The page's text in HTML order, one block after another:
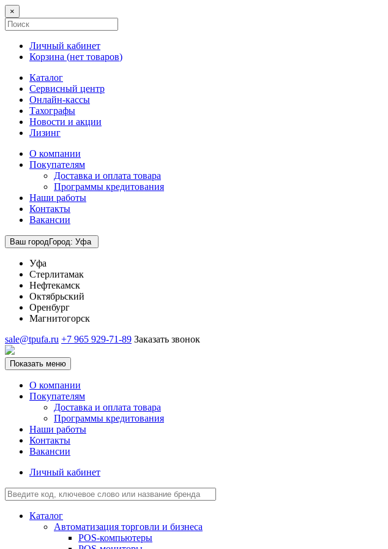
×
Личный кабинет
Корзина (нет товаров)
Каталог
Сервисный центр
Онлайн-кассы
Тахографы
Новости и акции
Лизинг
О компании
Покупателям
Доставка и оплата товара
Программы кредитования
Наши работы
Контакты
Вакансии
Ваш городГород: Уфа
Уфа
Стерлитамак
Нефтекамск
Октябрьский
Оренбург
Магнитогорск
sale@tpufa.ru +7 965 929-71-89 Заказать звонок
Показать меню
О компании
Покупателям
Доставка и оплата товара
Программы кредитования
Наши работы
Контакты
Вакансии
Личный кабинет
Каталог
Автоматизация торговли и бизнеса
POS-компьютеры